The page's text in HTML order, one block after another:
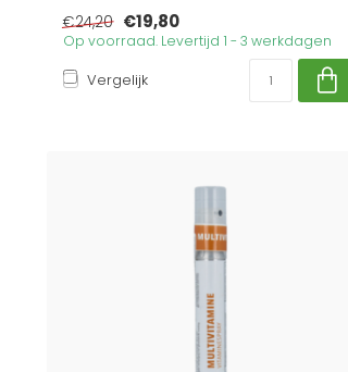
€24,20 €19,80
Op voorraad. Levertijd 1 - 3 werkdagen
Vergelijk